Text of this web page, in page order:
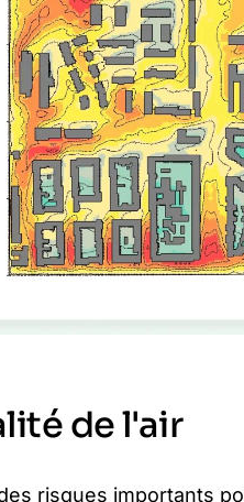
de l'air
risques importants